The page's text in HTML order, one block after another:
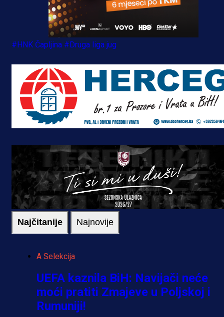
#HNK Čapljina #Druga liga jug
Najčitanije Najnovije
A Selekcija
UEFA kaznila BiH: Navijači neće
moći pratiti Zmajeve u Poljskoj i
Rumuniji!